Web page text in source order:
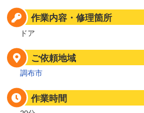
作業内容・修理箇所
ドア
ご依頼地域
調布市
作業時間